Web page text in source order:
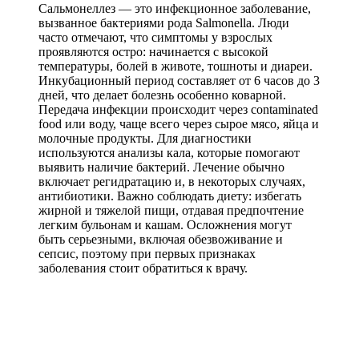
Сальмонеллез — это инфекционное заболевание,
вызванное бактериями рода Salmonella. Люди
часто отмечают, что симптомы у взрослых
проявляются остро: начинается с высокой
температуры, болей в животе, тошноты и диареи.
Инкубационный период составляет от 6 часов до 3
дней, что делает болезнь особенно коварной.
Передача инфекции происходит через contaminated
food или воду, чаще всего через сырое мясо, яйца и
молочные продукты. Для диагностики
используются анализы кала, которые помогают
выявить наличие бактерий. Лечение обычно
включает регидратацию и, в некоторых случаях,
антибиотики. Важно соблюдать диету: избегать
жирной и тяжелой пищи, отдавая предпочтение
легким бульонам и кашам. Осложнения могут
быть серьезными, включая обезвоживание и
сепсис, поэтому при первых признаках
заболевания стоит обратиться к врачу.